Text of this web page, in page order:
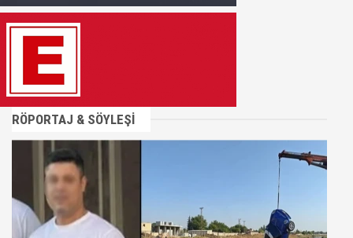
RÖPORTAJ & SÖYLEŞİ